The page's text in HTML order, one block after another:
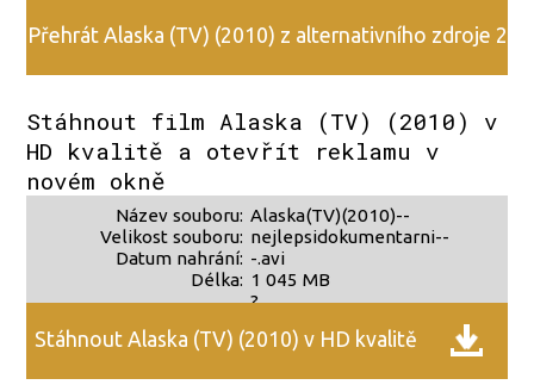
Přehrát Alaska (TV) (2010) z alternativního zdroje 2
Stáhnout film Alaska (TV) (2010) v
HD kvalitě a otevřít reklamu v
novém okně
Název souboru:
Velikost souboru:
Datum nahrání:
Délka:
Alaska(TV)(2010)--
nejlepsidokumentarni--
-.avi
1 045 MB
?
Stáhnout Alaska (TV) (2010) v HD kvalitě